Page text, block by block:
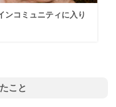
ンコミュニティに入り
こと